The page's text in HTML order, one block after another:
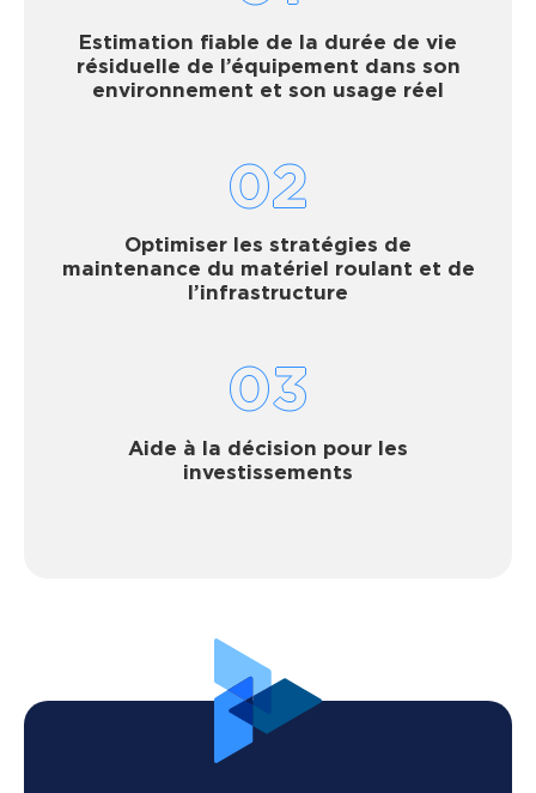
Estimation fiable de la durée de vie
résiduelle de l’équipement dans son
environnement et son usage réel
02
Optimiser les stratégies de
maintenance du matériel roulant et de
l’infrastructure
03
Aide à la décision pour les
investissements